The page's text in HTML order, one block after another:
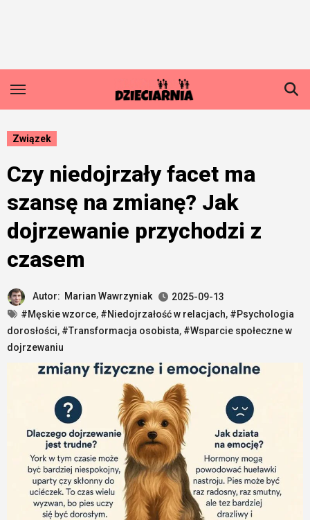
Związek
Czy niedojrzały facet ma
szansę na zmianę? Jak
dojrzewanie przychodzi z
czasem
Autor: Marian Wawrzyniak
2025-09-13
#Męskie wzorce, #Niedojrzałość w relacjach, #Psychologia
dorosłości, #Transformacja osobista, #Wsparcie społeczne w
dojrzewaniu